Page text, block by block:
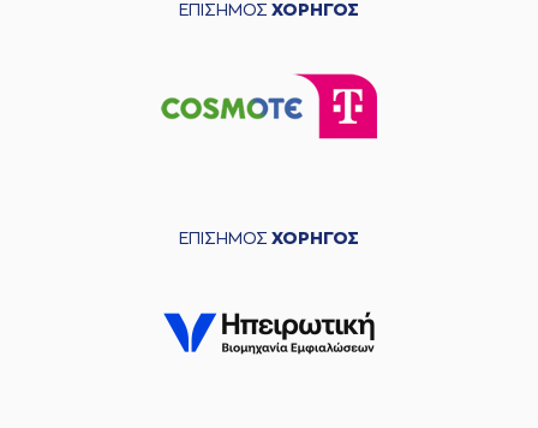
ΕΠΙΣΗΜΟΣ ΧΟΡΗΓΟΣ
ΕΠΙΣΗΜΟΣ ΧΟΡΗΓΟΣ